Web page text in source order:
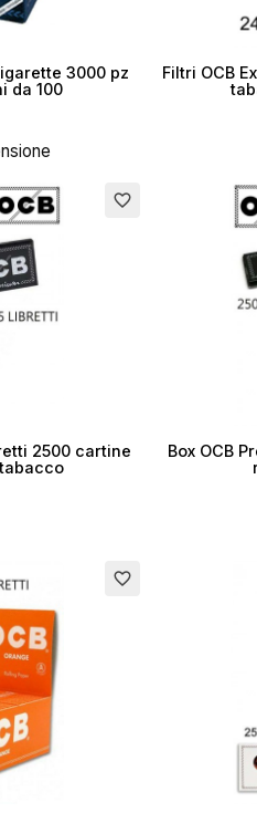
3000 pz
da 100
Filtri OCB
favorite_border
2500 cartine
Box OCB
favorite_border
Crea lista dei